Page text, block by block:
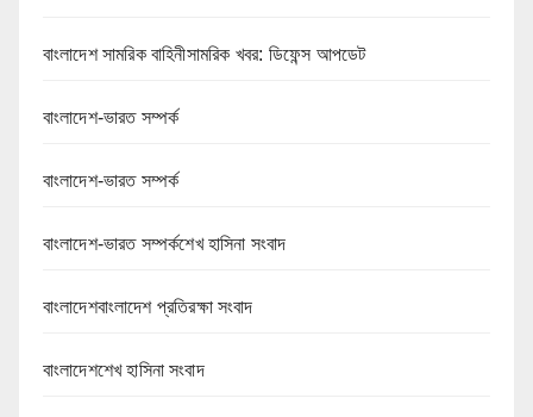
বাংলাদেশ সামরিক বাহিনীসামরিক খবর: ডিফেন্স আপডেট
বাংলাদেশ-ভারত সম্পর্ক
বাংলাদেশ-ভারত সম্পর্ক
বাংলাদেশ-ভারত সম্পর্কশেখ হাসিনা সংবাদ
বাংলাদেশবাংলাদেশ প্রতিরক্ষা সংবাদ
বাংলাদেশশেখ হাসিনা সংবাদ